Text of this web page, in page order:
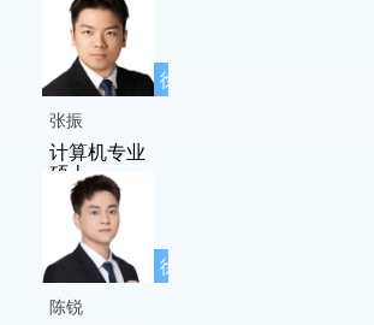
徐先友名师
张振
计算机专业
硕士
徐先友名师
陈锐